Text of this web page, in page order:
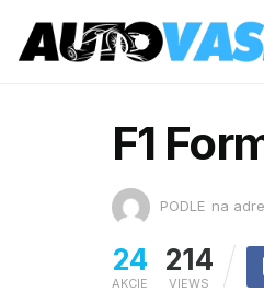
F1
PODLE na
24
AKCIE
214
VIEWS